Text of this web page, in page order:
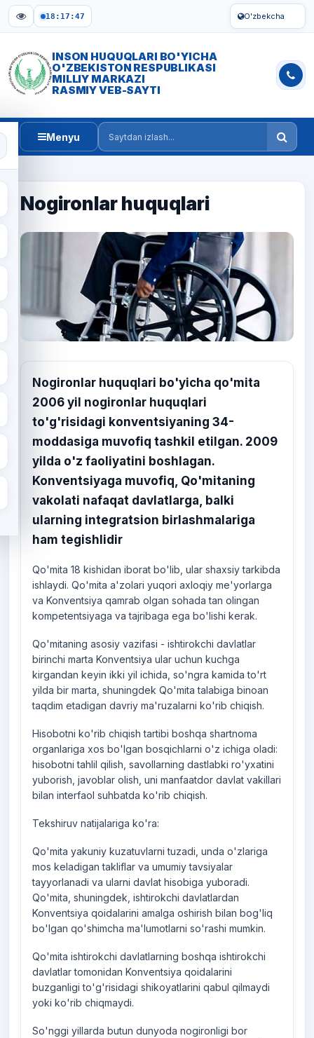
18:17:48 O'zbekcha
INSON HUQUQLARI BO'YICHA
O'ZBEKISTON RESPUBLIKASI
MILLIY MARKAZI
RASMIY VEB-SAYTI
Menyu
Saytdan izlash
Nogironlar huquqlari
Nogironlar huquqlari bo'yicha qo'mita
2006 yil nogironlar huquqlari
to'g'risidagi konventsiyaning 34-
moddasiga muvofiq tashkil etilgan. 2009
yilda o'z faoliyatini boshlagan.
Konventsiyaga muvofiq, Qo'mitaning
vakolati nafaqat davlatlarga, balki
ularning integratsion birlashmalariga
ham tegishlidir
Qo'mita 18 kishidan iborat bo'lib, ular shaxsiy tarkibda
ishlaydi. Qo'mita a'zolari yuqori axloqiy me'yorlarga
va Konventsiya qamrab olgan sohada tan olingan
kompetentsiyaga va tajribaga ega bo'lishi kerak.
Qo'mitaning asosiy vazifasi - ishtirokchi davlatlar
birinchi marta Konventsiya ular uchun kuchga
kirgandan keyin ikki yil ichida, so'ngra kamida to'rt
yilda bir marta, shuningdek Qo'mita talabiga binoan
taqdim etadigan davriy ma'ruzalarni ko'rib chiqish.
Hisobotni ko'rib chiqish tartibi boshqa shartnoma
organlariga xos bo'lgan bosqichlarni o'z ichiga oladi:
hisobotni tahlil qilish, savollarning dastlabki ro'yxatini
yuborish, javoblar olish, uni manfaatdor davlat vakillari
bilan interfaol suhbatda ko'rib chiqish.
Tekshiruv natijalariga ko'ra:
Qo'mita yakuniy kuzatuvlarni tuzadi, unda o'zlariga
mos keladigan takliflar va umumiy tavsiyalar
tayyorlanadi va ularni davlat hisobiga yuboradi.
Qo'mita, shuningdek, ishtirokchi davlatlardan
Konventsiya qoidalarini amalga oshirish bilan bog'liq
bo'lgan qo'shimcha ma'lumotlarni so'rashi mumkin.
Qo'mita ishtirokchi davlatlarning boshqa ishtirokchi
davlatlar tomonidan Konventsiya qoidalarini
buzganligi to'g'risidagi shikoyatlarini qabul qilmaydi
yoki ko'rib chiqmaydi.
So'nggi yillarda butun dunyoda nogironligi bor